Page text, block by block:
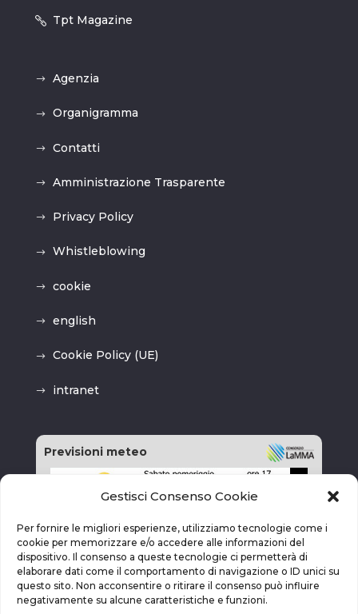
Gestisci Consenso Cookie
Per fornire le migliori esperienze, utilizziamo tecnologie come i
cookie per memorizzare e/o accedere alle informazioni del
dispositivo. Il consenso a queste tecnologie ci permetterà di
elaborare dati come il comportamento di navigazione o ID unici su
questo sito. Non acconsentire o ritirare il consenso può influire
negativamente su alcune caratteristiche e funzioni.
Tpt Magazine
Agenzia
Organigramma
Contatti
Amministrazione Trasparente
Privacy Policy
Whistleblowing
cookie
english
Cookie Policy (UE)
intranet
Previsioni meteo